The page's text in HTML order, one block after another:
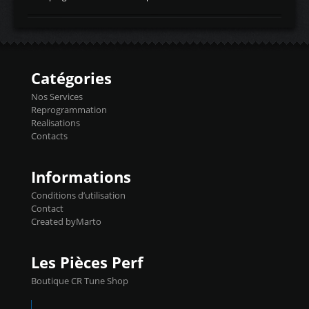
d'admissiontemp ex. pour atmo -30- 80°C
temperaturetemperature ldr moteurtemp
Injecteurs + Flashpro 1370€ TTC Le
précise et performante. Vous pourrez
basculer de la carto sans plomb à Ethanol à
l'aide du flashpro OPTION ECONOMIQUES
Reprog SP 98 sur le calculateur d'origine
450€ TTC Un gain d'environ 10cv et 15nm
Catégories
Nos Services
Reprogrammation
Realisations
Contacts
Informations
Conditions d’utilisation
Contact
Created byMarto
Les Pièces Perf
Boutique CR Tune Shop